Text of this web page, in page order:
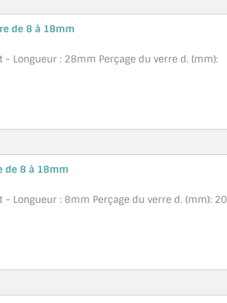
de 8 à 18mm
Longueur : 28mm Perçage du verre d. (mm):
de 8 à 18mm
Longueur : 8mm Perçage du verre d. (mm): 20